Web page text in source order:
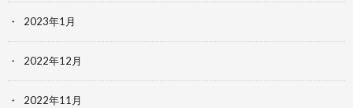
2023年1月
2022年12月
2022年11月